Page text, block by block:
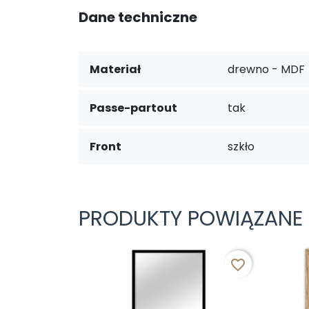
Dane techniczne
Materiał drewno - MDF
Passe-partout tak
Front szkło
PRODUKTY POWIĄZANE
favorite_border